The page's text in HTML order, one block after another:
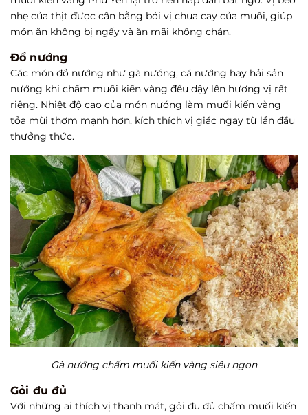
nhẹ của thịt được cân bằng bởi vị chua cay của muối, giúp
món ăn không bị ngấy và ăn mãi không chán.
Đồ nướng
Các món đồ nướng như gà nướng, cá nướng hay hải sản
nướng khi chấm muối kiến vàng đều dậy lên hương vị rất
riêng. Nhiệt độ cao của món nướng làm muối kiến vàng
tỏa mùi thơm mạnh hơn, kích thích vị giác ngay từ lần đầu
thưởng thức.
Gà nướng chấm muối kiến vàng siêu ngon
Gỏi đu đủ
Với những ai thích vị thanh mát, gỏi đu đủ chấm muối kiến